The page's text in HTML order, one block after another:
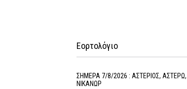
Εορτολόγιο
ΣΗΜΕΡΑ 7/8/2026 : ΑΣΤΕΡΙΟΣ, ΑΣΤΕΡΩ,
ΝΙΚΑΝΩΡ